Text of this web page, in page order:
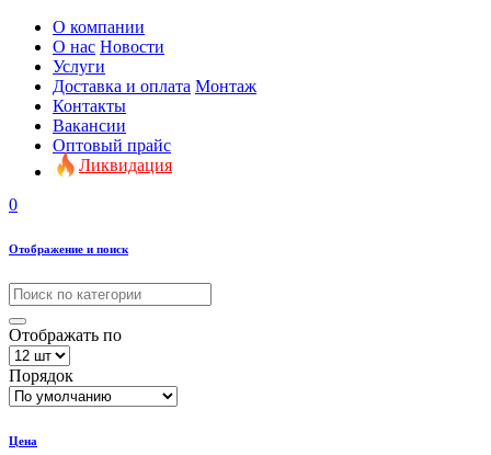
О компании
О нас Новости
Услуги
Доставка и оплата Монтаж
Контакты
Вакансии
Оптовый прайс
Ликвидация
0
Отображение и поиск
Отображать по
Порядок
Цена